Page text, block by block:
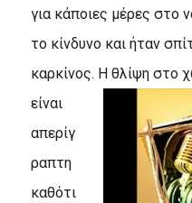
για κάποιες μέρες στο
το κίνδυνο και ήταν
καρκίνος. Η θλίψη στο
είναι
απερίγ
ραπτη
καθότι